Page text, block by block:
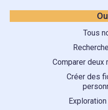
Tous
Comparer deux
Créer des